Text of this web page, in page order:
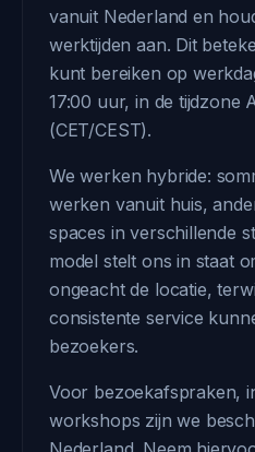
vanuit Nederland en
werktijden aan. Dit
kunt bereiken op
17:00 uur, in de tijdzone
(CET/CEST).
We werken hybride:
werken vanuit huis,
spaces in verschillende
model stelt ons in staat
ongeacht de locatie,
consistente service
bezoekers.
Voor bezoekafspraken,
workshops zijn we